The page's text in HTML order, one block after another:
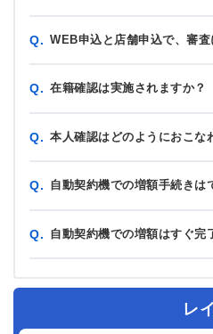
Q. WEB申込と店舗申込で、審
Q. 在籍確認は実施されますか？
Q. 本人確認はどのようにおこな
Q. 自動契約機での増額手続きは
Q. 自動契約機での増額はすぐ完
レ